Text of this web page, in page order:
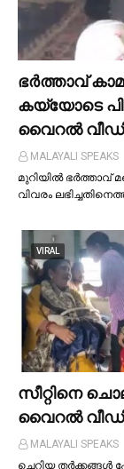
ഭര്‍ത്താവ്
കയ്യോടെ
വൈറൽ
MALAYALI SPEAKS
മുറിയില്‍ ഭർത്താവ്
വിവരം
VIRAL
സീറ്റിനെ
വൈറല്‍
MALAYALI SPEAKS
ചെറിയ തര്‍ക്കങ്ങള്‍